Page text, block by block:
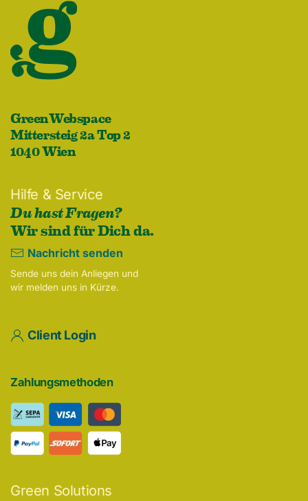
GreenWebspace
Mittersteig 2a Top 2
1040 Wien
Hilfe & Service
Du hast Fragen?
Wir sind für Dich da.
Nachricht senden
Sende uns dein Anliegen und
wir melden uns in Kürze.
Client Login
Zahlungsmethoden
Green Solutions